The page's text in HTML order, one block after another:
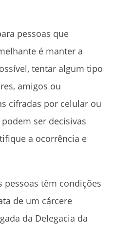
pessoas que
é manter a
tentar algum tipo
amigos ou
cifradas por celular ou
ser decisivas
a ocorrência e
pessoas têm condições
de um cárcere
da Delegacia da